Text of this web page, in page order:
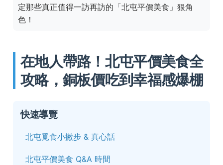
定那些真正值得一訪再訪的「北屯平價美食」狠角
色！
在地人帶路！北屯平價美食全
攻略，銅板價吃到幸福感爆棚
快速導覽
北屯覓食小撇步 & 真心話
北屯平價美食 Q&A 時間